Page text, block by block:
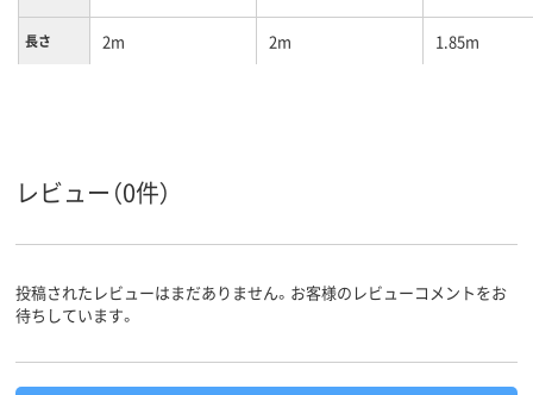
長さ 2m 2m 1.85m
レビュー（0件）
投稿されたレビューはまだありません。お客様のレビューコメントをお
待ちしています。